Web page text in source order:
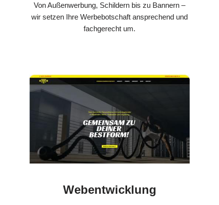
Von Außenwerbung, Schildern bis zu Bannern –
wir setzen Ihre Werbebotschaft ansprechend und
fachgerecht um.
Webentwicklung